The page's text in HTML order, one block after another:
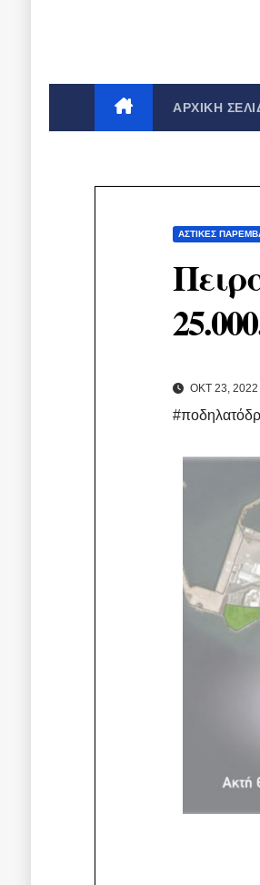
ΑΡΧΙΚΉ
ΑΣΤΙΚΈΣ
ΟΚΤ 23, 2022